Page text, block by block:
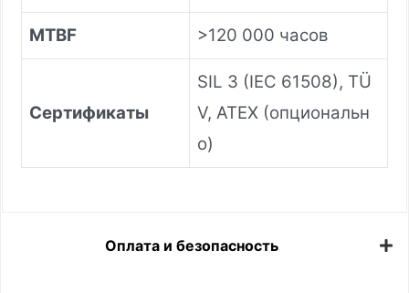
MTBF >120 000 часов
Сертификаты
SIL 3 (IEC 61508), TÜ
V, ATEX (опциональн
о)
Оплата и безопасность